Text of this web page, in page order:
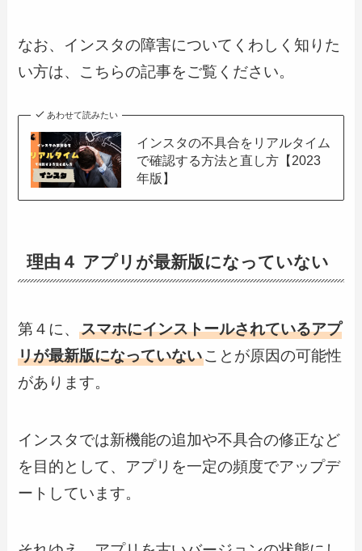
なお、インスタの障害についてくわしく知りた
い方は、こちらの記事をご覧ください。
あわせて読みたい
インスタの不具合をリアルタイム
で確認する方法と直し方【2023
年版】
理由４ アプリが最新版になっていない
第４に、スマホにインストールされているアプ
リが最新版になっていないことが原因の可能性
があります。
インスタでは新機能の追加や不具合の修正など
を目的として、アプリを一定の頻度でアップデ
ートしています。